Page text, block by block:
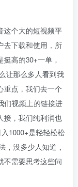
这个大的短视频平
去下载和使用，所
高的30+一单，
让那么多人看到我
重点，我们去一个
们视频上的链接进
接，我们纯利润也
1000+是轻轻松松
，没多少人知道，
不需要思考这些问